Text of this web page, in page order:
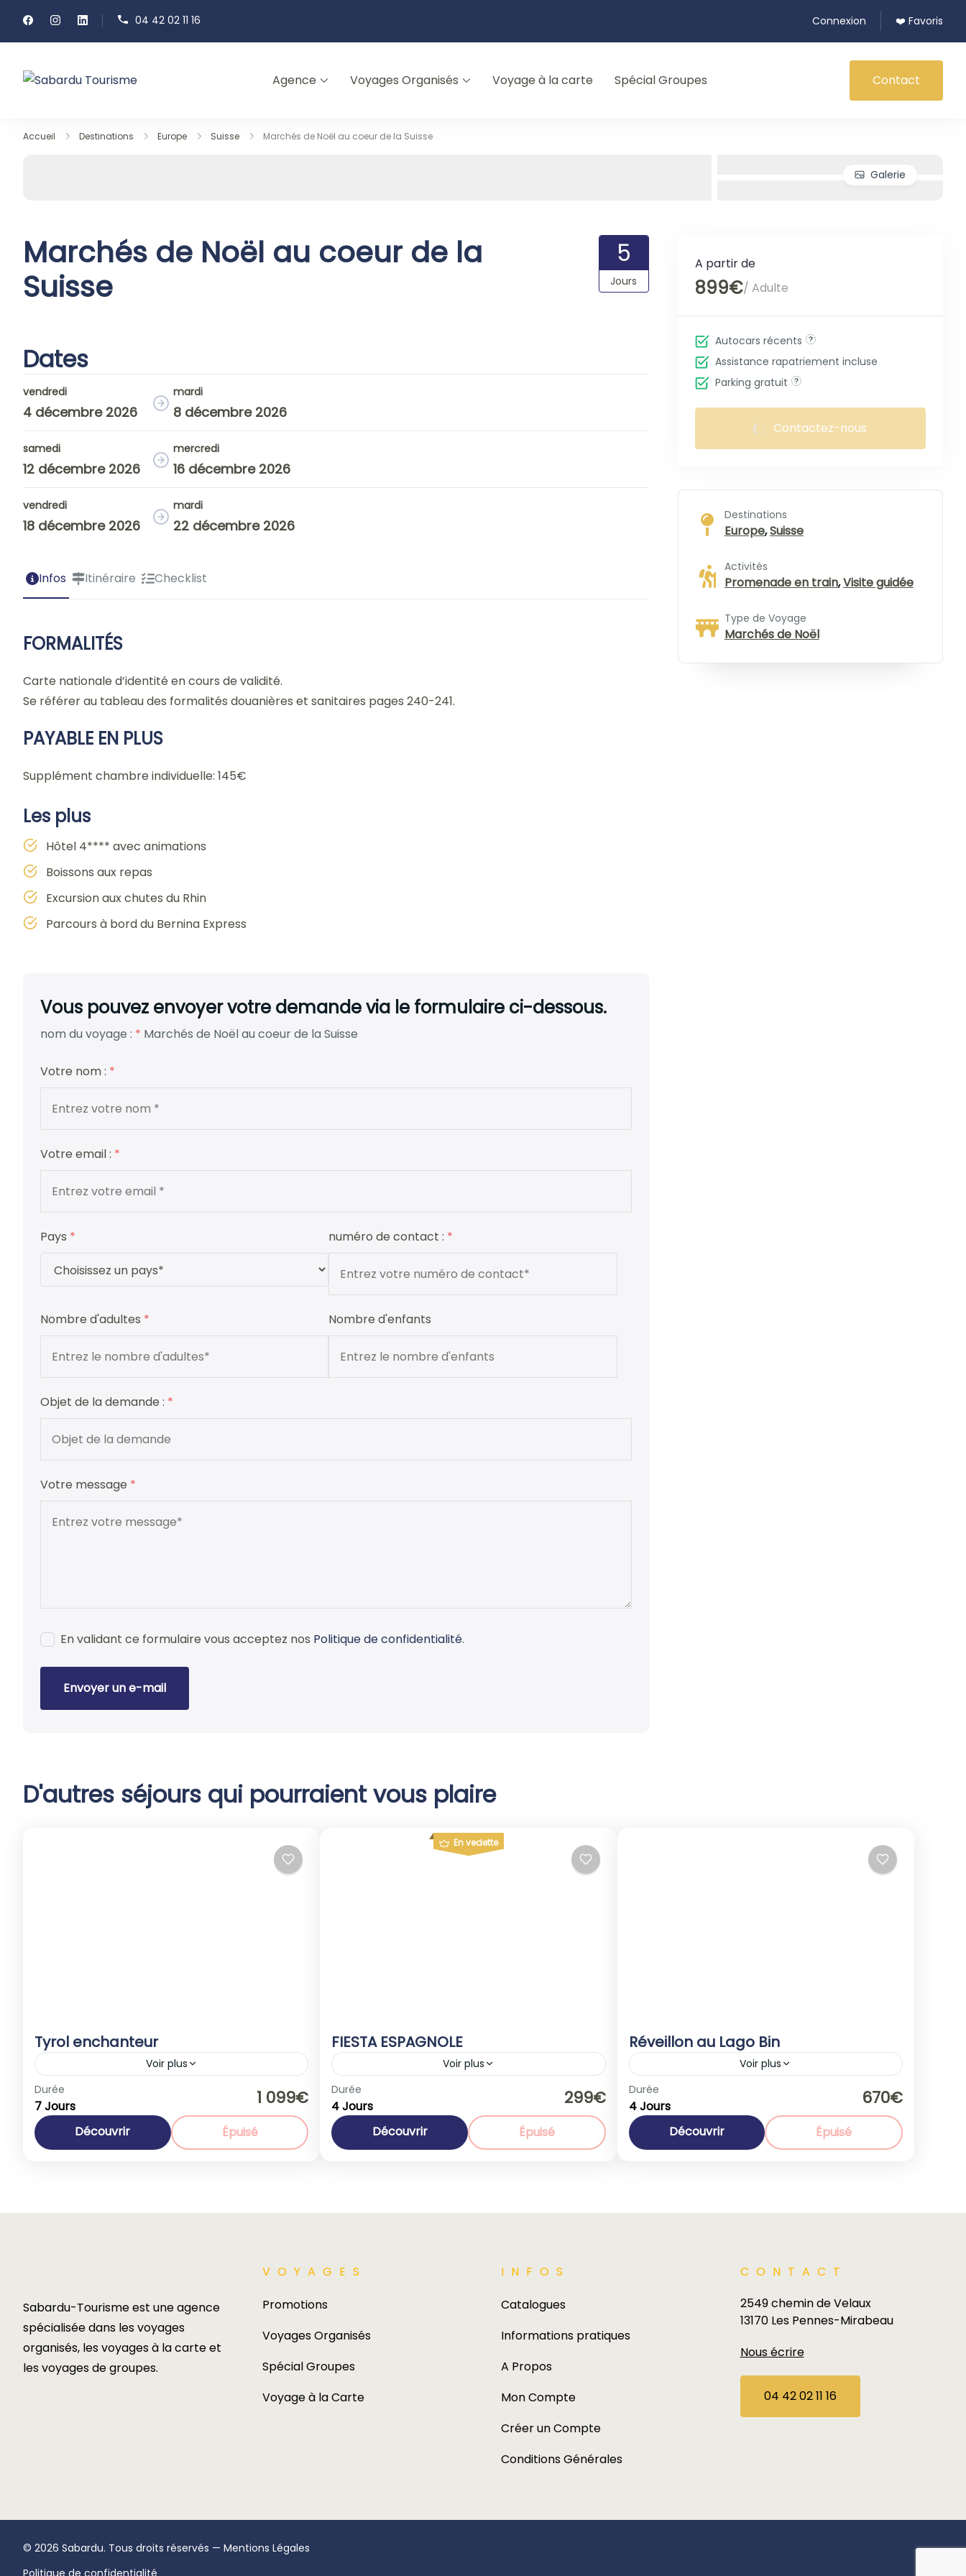
04 42 02 11 16 Connexion ❤️ Favoris
Agence Voyages Organisés Voyage à la carte Spécial Groupes Contact
Accueil Destinations Europe Suisse Marchés de Noël au coeur de la Suisse
Galerie
Marchés de Noël au coeur de la
Suisse
5
Jours
Dates
vendredi
4 décembre 2026
mardi
8 décembre 2026
samedi
12 décembre 2026
mercredi
16 décembre 2026
vendredi
18 décembre 2026
mardi
22 décembre 2026
Infos Itinéraire Checklist
FORMALITÉS
Carte nationale d’identité en cours de validité.
Se référer au tableau des formalités douanières et sanitaires pages 240-241.
PAYABLE EN PLUS
Supplément chambre individuelle: 145€
Les plus
Hôtel 4**** avec animations
Boissons aux repas
Excursion aux chutes du Rhin
Parcours à bord du Bernina Express
Vous pouvez envoyer votre demande via le formulaire ci-dessous.
nom du voyage : * Marchés de Noël au coeur de la Suisse
Votre nom : *
Votre email : *
Pays * numéro de contact : *
Nombre d'adultes * Nombre d'enfants
Objet de la demande : *
Votre message *
En validant ce formulaire vous acceptez nos Politique de confidentialité.
Envoyer un e-mail
A partir de
899€/ Adulte
Autocars récents
Assistance rapatriement incluse
Parking gratuit
Contactez-nous
Destinations
Europe,Suisse
Activités
Promenade en train,Visite guidée
Type de Voyage
Marchés de Noël
D'autres séjours qui pourraient vous plaire
Tyrol enchanteur
Voir plus
Autriche
1-40 People
Durée
7 Jours 1 099€
Découvrir Épuisé
En vedette
FIESTA ESPAGNOLE
Voir plus
Espagne
1-40 People
Durée
4 Jours 299€
Découvrir Épuisé
Réveillon au Lago Bin
Voir plus
Europe
1-40 People
Durée
4 Jours 670€
Découvrir Épuisé
Sabardu-Tourisme est une agence
spécialisée dans les voyages
organisés, les voyages à la carte et
les voyages de groupes.​
VOYAGES​
Promotions
Voyages Organisés
Spécial Groupes
Voyage à la Carte
INFOS
Catalogues
Informations pratiques
A Propos
Mon Compte
Créer un Compte
Conditions Générales
CONTACT
2549 chemin de Velaux
13170 Les Pennes-Mirabeau
Nous écrire
04 42 02 11 16
© 2026 Sabardu. Tous droits réservés — Mentions Légales
Politique de confidentialité